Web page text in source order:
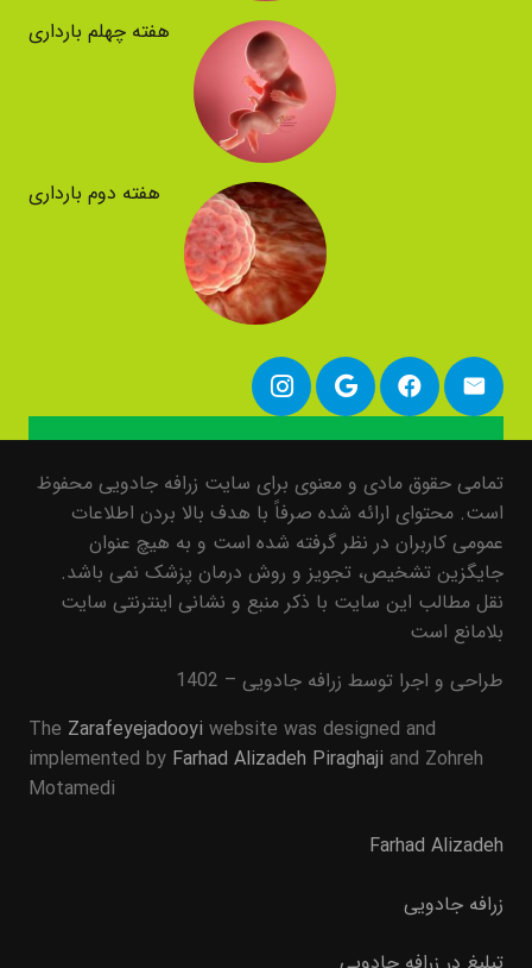
هفته چهلم بارداری
هفته دوم بارداری
تمامی حقوق مادی و معنوی برای سایت زرافه جادویی محفوظ
است. محتوای ارائه شده صرفاً با هدف بالا بردن اطلاعات
عمومی کاربران در نظر گرفته شده است و به هیچ عنوان
جایگزین تشخیص، تجویز و روش درمان پزشک نمی باشد.
نقل مطالب این سایت با ذکر منبع و نشانی اینترنتی سایت
بلامانع است
طراحی و اجرا توسط زرافه جادویی – 1402
The Zarafeyejadooyi website was designed and
implemented by Farhad Alizadeh Piraghaji and Zohreh
Motamedi
Farhad Alizadeh
زرافه جادویی